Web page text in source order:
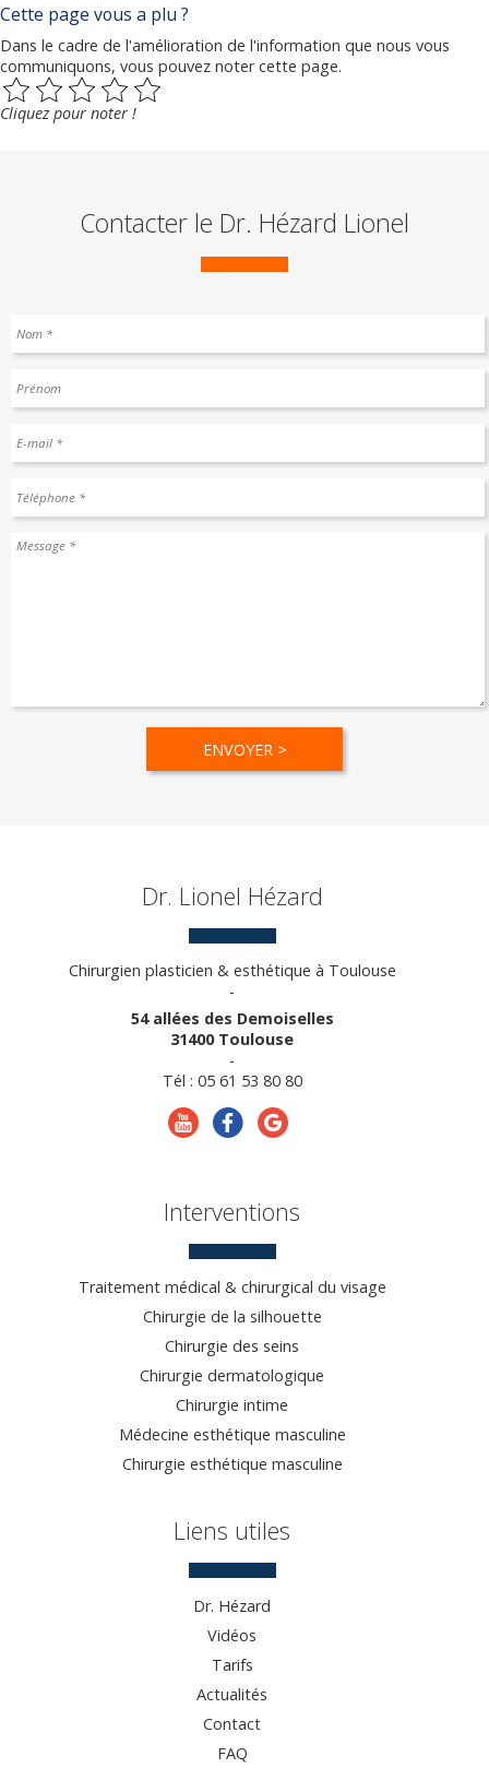
Cette page vous a plu ?
Dans le cadre de l'amélioration de l'information que nous vous
communiquons, vous pouvez noter cette page.
Cliquez pour noter !
Contacter le Dr. Hézard Lionel
Dr. Lionel Hézard
Chirurgien plasticien & esthétique à Toulouse
-
54 allées des Demoiselles
31400 Toulouse
-
Tél : 05 61 53 80 80
Interventions
Traitement médical & chirurgical du visage
Chirurgie de la silhouette
Chirurgie des seins
Chirurgie dermatologique
Chirurgie intime
Médecine esthétique masculine
Chirurgie esthétique masculine
Liens utiles
Dr. Hézard
Vidéos
Tarifs
Actualités
Contact
FAQ